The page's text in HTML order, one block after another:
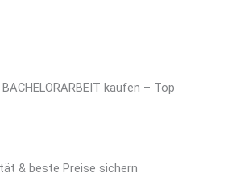
kaufen – Top
& beste Preise sichern